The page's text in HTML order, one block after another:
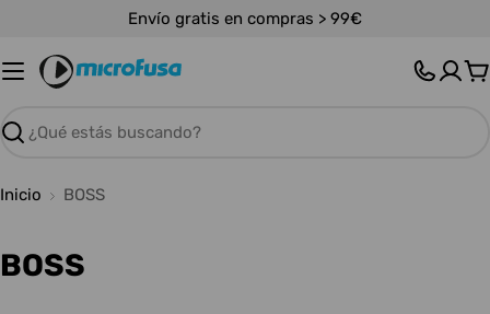
contenido
Envío gratis en compras > 99€
Buscar
Inicio BOSS
C
BOSS